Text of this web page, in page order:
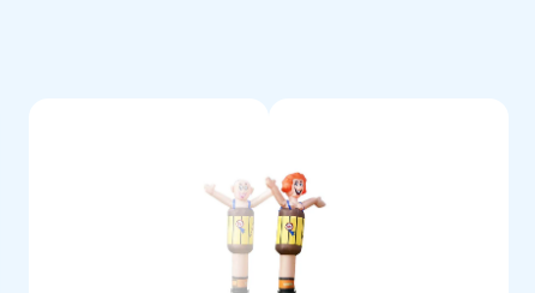
jouw klanten de dag van